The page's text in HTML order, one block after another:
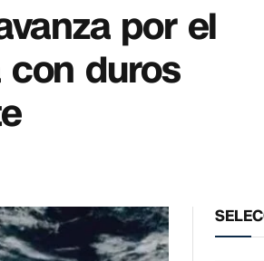
por el
duros